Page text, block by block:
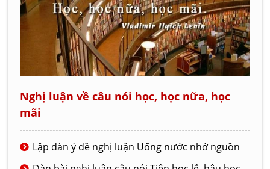
Nghị luận về câu nói học, học nữa, học
mãi
Lập dàn ý đề nghị luận Uống nước nhớ nguồn